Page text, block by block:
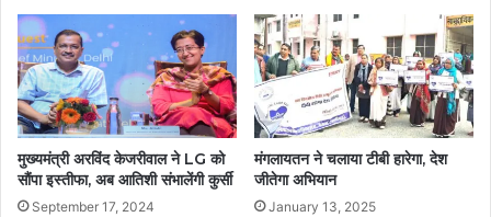
मुख्यमंत्री अरविंद केजरीवाल ने LG को
सौंपा इस्तीफा, अब आतिशी संभालेंगी कुर्सी
September 17, 2024
मंगलायतन ने चलाया टीबी हारेगा, देश
जीतेगा अभियान
January 13, 2025